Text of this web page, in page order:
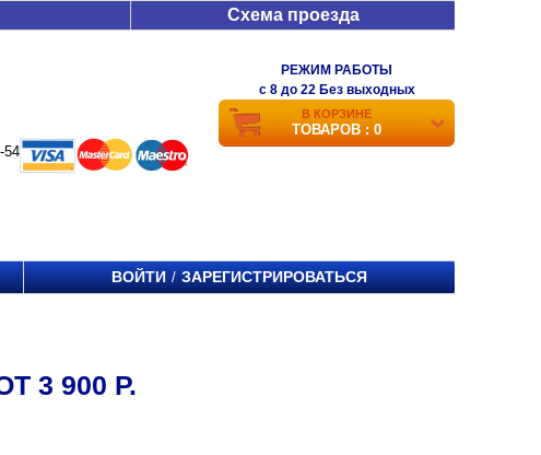
Схема проезда
54
РЕЖИМ РАБОТЫ
c 8 до 22 Без выходных
В КОРЗИНЕ
ТОВАРОВ : 0
ВОЙТИ / ЗАРЕГИСТРИРОВАТЬСЯ
3 900 Р.